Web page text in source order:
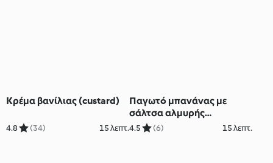
Κρέμα βανίλιας (custard)
4.8 (34) 15 λεπτ.
Παγωτό μπανάνας με
σάλτσα αλμυρής
καραμέλας
4.5 (6) 15 λεπτ.